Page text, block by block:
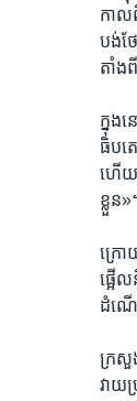
កាល​
បង់​ថ
តាំង​
ក្នុង​
ធិបត
ហើយ​
ខ្លួន‍»
ក្រោ
ផ្អើ
ដំណើ
ក្រសួ
វាយ​